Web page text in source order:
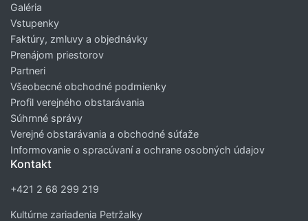
Galéria
Vstupenky
Faktúry, zmluvy a objednávky
Prenájom priestorov
Partneri
Všeobecné obchodné podmienky
Profil verejného obstarávania
Súhrnné správy
Verejné obstarávania a obchodné súťaže
Informovanie o spracúvaní a ochrane osobných údajov
Kontakt
+421 2 68 299 219
Kultúrne zariadenia Petržalky